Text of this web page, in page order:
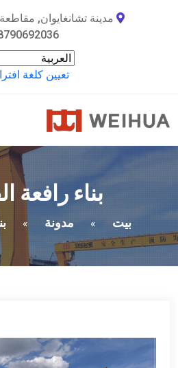
مدينة تشانغايوان,
تعيين كلغة
بناء رافعة
بيت » مدونة »